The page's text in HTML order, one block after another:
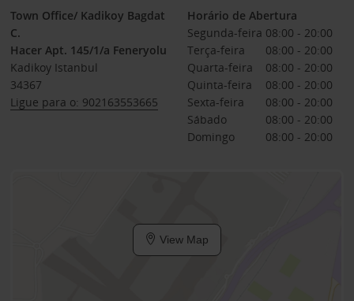
Town Office/ Kadikoy Bagdat
C.
Hacer Apt. 145/1/a Feneryolu
Kadikoy Istanbul
34367
Ligue para o: 902163553665
Horário de Abertura
Segunda-feira 08:00 - 20:00
Terça-feira
08:00 - 20:00
Quarta-feira
08:00 - 20:00
Quinta-feira
08:00 - 20:00
Sexta-feira
08:00 - 20:00
Sábado
08:00 - 20:00
Domingo
08:00 - 20:00
View Map